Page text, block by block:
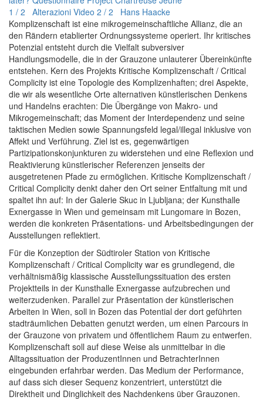
1 / 2 Alterazioni Video 2 / 2 Hans Haacke
Komplizenschaft ist eine mikrogemeinschaftliche Allianz, die an
den Rändern etablierter Ordnungssysteme operiert. Ihr kritisches
Potenzial entsteht durch die Vielfalt subversiver
Handlungsmodelle, die in der Grauzone unlauterer Übereinkünfte
entstehen. Kern des Projekts Kritische Komplizenschaft / Critical
Complicity ist eine Topologie des Komplizenhaften; drei Aspekte,
die wir als wesentliche Orte alternativen künstlerischen Denkens
und Handelns erachten: Die Übergänge von Makro- und
Mikrogemeinschaft; das Moment der Interdependenz und seine
taktischen Medien sowie Spannungsfeld legal/illegal inklusive von
Affekt und Verführung. Ziel ist es, gegenwärtigen
Partizipationskonjunkturen zu widerstehen und eine Reflexion und
Reaktivierung künstlerischer Referenzen jenseits der
ausgetretenen Pfade zu ermöglichen. Kritische Komplizenschaft /
Critical Complicity denkt daher den Ort seiner Entfaltung mit und
spaltet ihn auf: In der Galerie Skuc in Ljubljana; der Kunsthalle
Exnergasse in Wien und gemeinsam mit Lungomare in Bozen,
werden die konkreten Präsentations- und Arbeitsbedingungen der
Ausstellungen reflektiert.
Für die Konzeption der Südtiroler Station von Kritische
Komplizenschaft / Critical Complicity war es grundlegend, die
verhältnismäßig klassische Ausstellungssituation des ersten
Projektteils in der Kunsthalle Exnergasse aufzubrechen und
weiterzudenken. Parallel zur Präsentation der künstlerischen
Arbeiten in Wien, soll in Bozen das Potential der dort geführten
stadträumlichen Debatten genutzt werden, um einen Parcours in
der Grauzone von privatem und öffentlichem Raum zu entwerfen.
Komplizenschaft soll auf diese Weise als unmittelbar in die
Alltagssituation der ProduzentInnen und BetrachterInnen
eingebunden erfahrbar werden. Das Medium der Performance,
auf dass sich dieser Sequenz konzentriert, unterstützt die
Direktheit und Dinglichkeit des Nachdenkens über Grauzonen.